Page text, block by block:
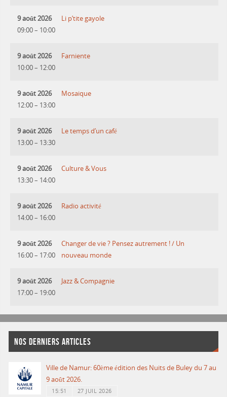
9 août 2026
09:00– 10:00
Li p’tite gayole
9 août 2026
10:00– 12:00
Farniente
9 août 2026
12:00– 13:00
Mosaique
9 août 2026
13:00– 13:30
Le temps d’un café
9 août 2026
13:30– 14:00
Culture & Vous
9 août 2026
14:00– 16:00
Radio activité
9 août 2026
16:00– 17:00
Changer de vie ? Pensez autrement ! / Un
nouveau monde
9 août 2026
17:00– 19:00
Jazz & Compagnie
NOS DERNIERS ARTICLES
Ville de Namur: 60ème édition des Nuits de Buley du 7 au
9 août 2026.
15:51 27 JUIL 2026